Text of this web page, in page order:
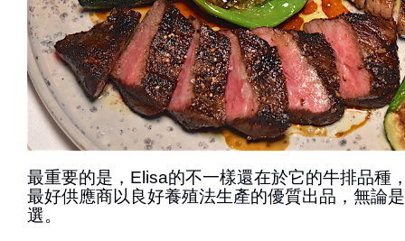
最重要的是，Elisa的不一樣還在於它的牛排品種
最好供應商以良好養殖法生產的優質出品，無論
選。